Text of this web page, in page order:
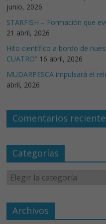
junio, 2026
STARFISH – Formación que
21 abril, 2026
Hito científico a bordo de
CUATRO” 16 abril, 2026
MUDARPESCA impulsará el
abril, 2026
Comentarios
Categorías
Archivos